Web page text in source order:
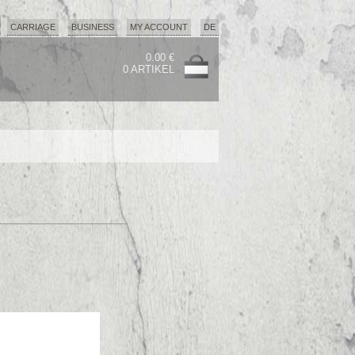
CARRIAGE BUSINESS MY ACCOUNT DE
0.00 €
0 ARTIKEL